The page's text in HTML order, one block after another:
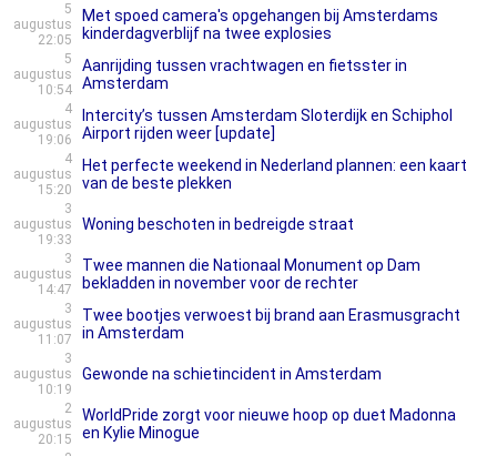
5
augustus
22:05
Met spoed camera's opgehangen bij Amsterdams
kinderdagverblijf na twee explosies
5
augustus
10:54
Aanrijding tussen vrachtwagen en fietsster in
Amsterdam
4
augustus
19:06
Intercity’s tussen Amsterdam Sloterdijk en Schiphol
Airport rijden weer [update]
4
augustus
15:20
Het perfecte weekend in Nederland plannen: een kaart
van de beste plekken
3
augustus
19:33
Woning beschoten in bedreigde straat
3
augustus
14:47
Twee mannen die Nationaal Monument op Dam
bekladden in november voor de rechter
3
augustus
11:07
Twee bootjes verwoest bij brand aan Erasmusgracht
in Amsterdam
3
augustus
10:19
Gewonde na schietincident in Amsterdam
2
augustus
20:15
WorldPride zorgt voor nieuwe hoop op duet Madonna
en Kylie Minogue